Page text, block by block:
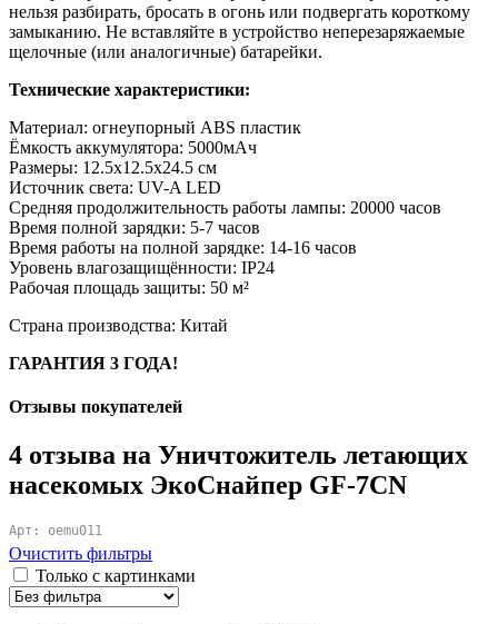
нельзя разбирать, бросать в огонь или подвергать короткому
замыканию. Не вставляйте в устройство неперезаряжаемые
щелочные (или аналогичные) батарейки.
Технические характеристики:
Материал: огнеупорный ABS пластик
Ёмкость аккумулятора: 5000мАч
Размеры: 12.5х12.5х24.5 см
Источник света: UV-A LED
Средняя продолжительность работы лампы: 20000 часов
Время полной зарядки: 5-7 часов
Время работы на полной зарядке: 14-16 часов
Уровень влагозащищённости: IP24
Рабочая площадь защиты: 50 м²
Страна производства: Китай
ГАРАНТИЯ 3 ГОДА!
Отзывы покупателей
4 отзыва на Уничтожитель летающих
насекомых ЭкоСнайпер GF-7CN
Арт: oemu011
Очистить фильтры
Только с картинками